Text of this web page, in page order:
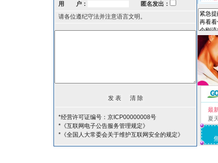
用 户：
匿名发出：
请各位遵纪守法并注意语言文明。
*经营许可证编号：京ICP00000008号
*《互联网电子公告服务管理规定》
*《全国人大常委会关于维护互联网安全的规定》
最
夏